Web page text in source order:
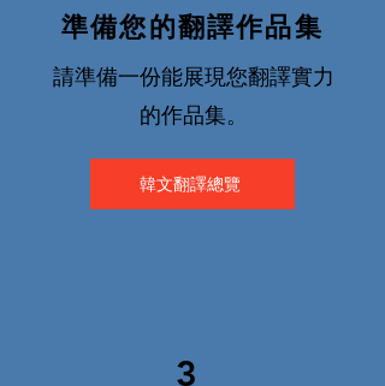
準備您的翻譯作品集
​請準備一份能展現您翻譯實力
的作品集。
韓文翻譯總覽
3